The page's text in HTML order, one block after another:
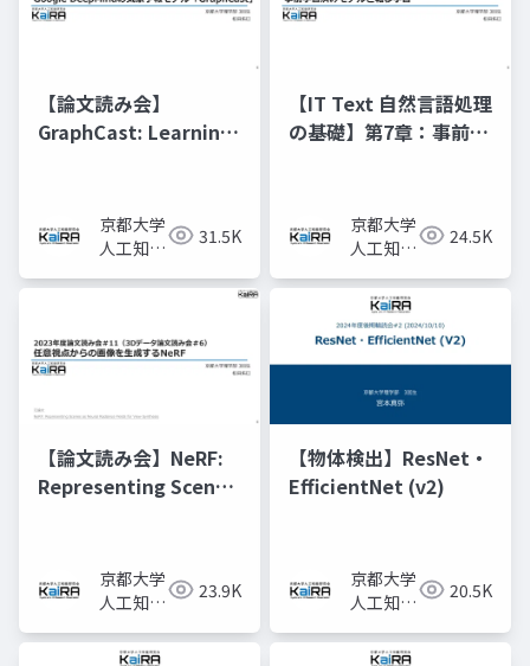
【論文読み会】
GraphCast: Learning
weather forecasting
京都大学
人工知能
KaiRA
31.5K
【IT Text 自然言語処理
の基礎】第7章：事前学
京都大学
人工知能
KaiRA
24.5K
【論文読み会】NeRF:
Representing Scenes
Synthesis京都大学
人工知能
KaiRA
23.9K
【物体検出】ResNet・
EfficientNet (v2)
京都大学
人工知能
KaiRA
20.5K